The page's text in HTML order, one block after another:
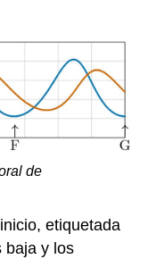
de
etiquetada
baja y los